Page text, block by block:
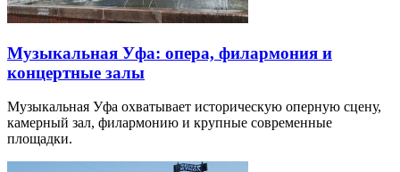
Музыкальная Уфа: опера, филармония и
концертные залы
Музыкальная Уфа охватывает историческую оперную сцену,
камерный зал, филармонию и крупные современные
площадки.